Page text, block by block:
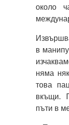
около
в
няма
това
вкъщи.
пъти в